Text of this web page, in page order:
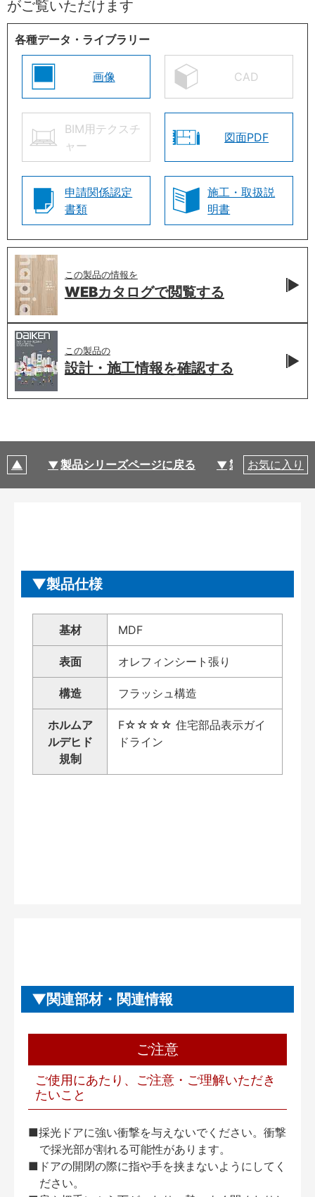
がご覧いただけます
各種データ・ライブラリー
画像 CAD
BIM用テクスチ
ャー
図面PDF
申請関係認定
書類
施工・取扱説
明書
この製品の情報を
WEBカタログで閲覧する
この製品の
設計・施工情報を確認する
製品シリーズページに戻る 製品仕様
お気に入り
製品仕様
基材 MDF
表面 オレフィンシート張り
構造 フラッシュ構造
ホルムア
ルデヒド
規制
F☆☆☆☆ 住宅部品表示ガイ
ドライン
関連部材・関連情報
ご注意
ご使用にあたり、ご注意・ご理解いただき
たいこと
■採光ドアに強い衝撃を与えないでください。衝撃
で採光部が割れる可能性があります。
■ドアの開閉の際に指や手を挟まないようにしてく
ださい。